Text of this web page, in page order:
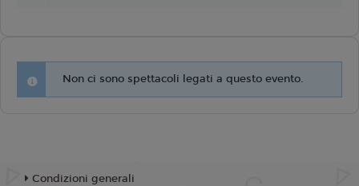
Non ci sono spettacoli legati a questo evento.
Condizioni generali